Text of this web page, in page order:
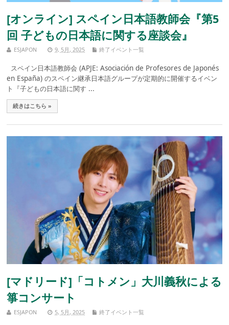
[オンライン] スペイン日本語教師会『第5
回 子どもの日本語に関する座談会』
ESJAPON 9, 5月, 2025 終了イベント一覧
スペイン日本語教師会 (APJE: Asociación de Profesores de Japonés
en España) のスペイン継承日本語グループが定期的に開催するイベン
ト『子どもの日本語に関す ...
続きはこちら »
[マドリード]「コトメン」大川義秋による
箏コンサート
ESJAPON 5, 5月, 2025 終了イベント一覧